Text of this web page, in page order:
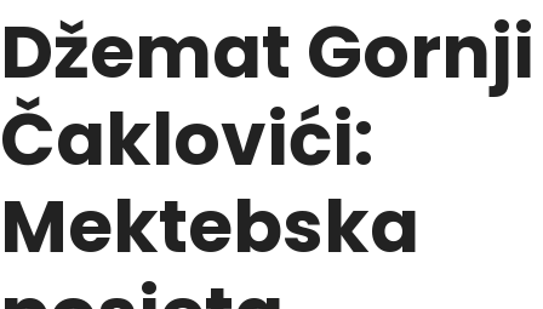
Džemat Gornji
Čaklovići:
Mektebska